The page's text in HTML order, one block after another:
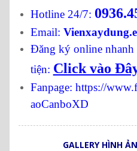
Hotline 24/7:
Email:
Đăng ký online nhanh
tiện: Click vào
Fanpage: https://
aoCanboXD
GALLERY HÌNH